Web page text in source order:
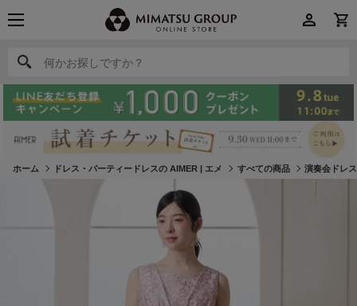
何かお探しですか？
何かお探しですか？
ホーム ドレス・パーティードレスの AIMER | エメ すべての商品 演奏会ドレス